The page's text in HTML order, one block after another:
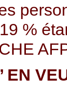
%
EN